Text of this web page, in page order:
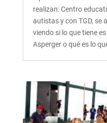
realizan: Centro
autistas y con TGD, se
viendo si lo que tiene
Asperger o qué es lo